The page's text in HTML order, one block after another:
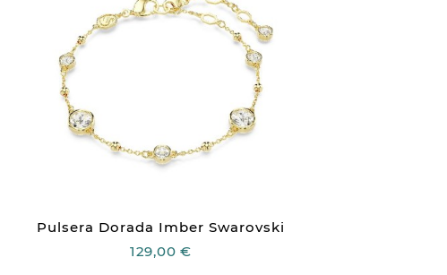
Pulsera Dorada Imber Swarovski
129,00 €